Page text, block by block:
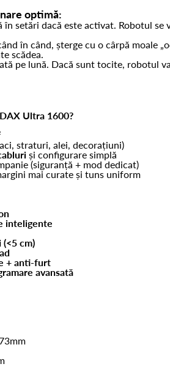
optimă:
în setări dacă este activat. Robotul se
în când, șterge cu o cârpă moale
scădea.
pe lună. Dacă sunt tocite, robotul
Ultra 1600?
straturi, alei, decorațiuni)
și configurare simplă
(siguranță + mod dedicat)
mai curate și tuns uniform
inteligente
(<5 cm)
+ anti-furt
avansată